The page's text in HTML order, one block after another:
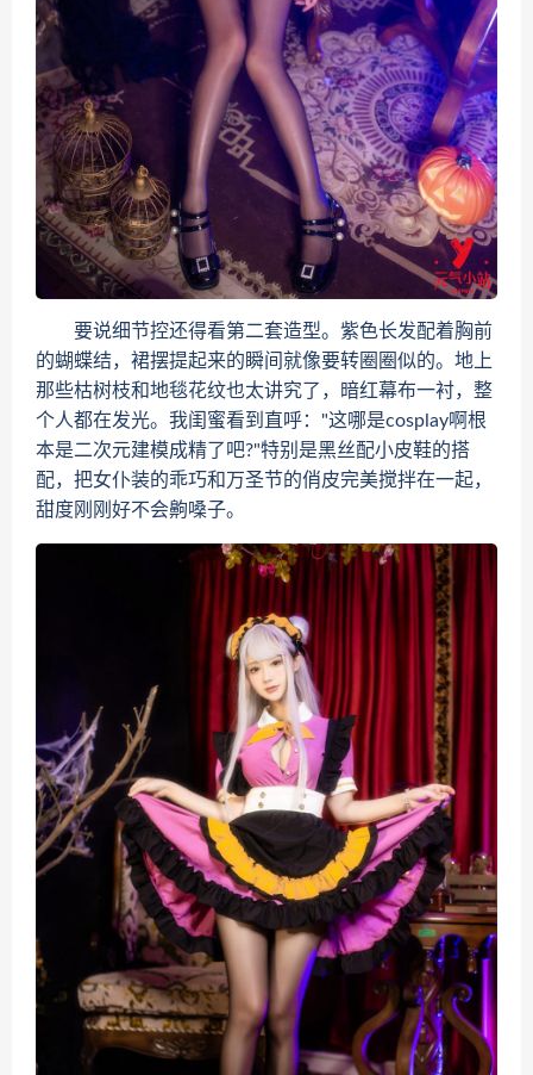
要说细节控还得看第二套造型。紫色长发配着胸前
的蝴蝶结，裙摆提起来的瞬间就像要转圈圈似的。地上
那些枯树枝和地毯花纹也太讲究了，暗红幕布一衬，整
个人都在发光。我闺蜜看到直呼："这哪是cosplay啊根
本是二次元建模成精了吧?"特别是黑丝配小皮鞋的搭
配，把女仆装的乖巧和万圣节的俏皮完美搅拌在一起，
甜度刚刚好不会齁嗓子。